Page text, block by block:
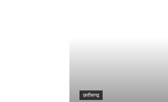
छत्तीसगढ़